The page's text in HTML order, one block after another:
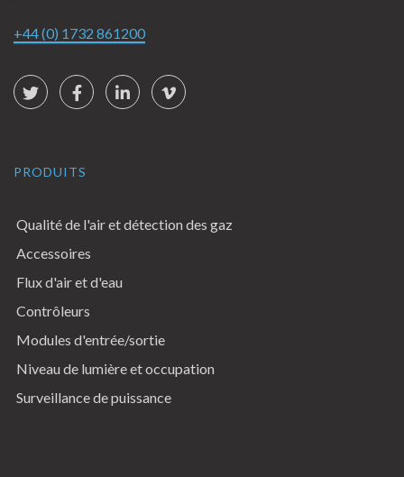
+44 (0) 1732 861200
Social Links
TwitterFacebookLinkedInvimeo
PRODUITS
Qualité de l'air et détection des gaz
Accessoires
Flux d'air et d'eau
Contrôleurs
Modules d'entrée/sortie
Niveau de lumière et occupation
Surveillance de puissance